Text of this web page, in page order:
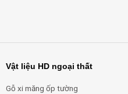
Vật liệu HD ngoại thất
Gỗ xi măng ốp tường